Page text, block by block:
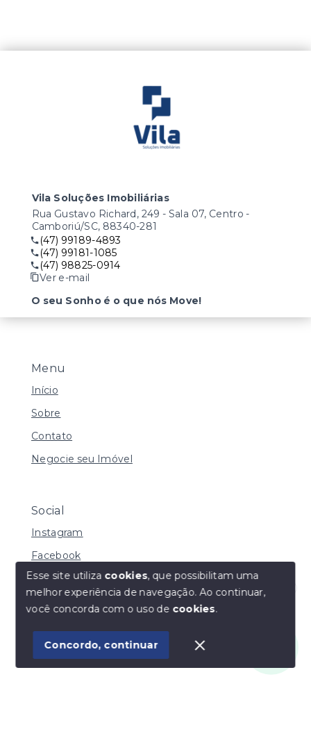
Olá! Estamos disponíveis para te ajudar.
Menu
Início
Sobre
Contato
Negocie seu Imóvel
Social
Instagram
Facebook
© Copyright 2026 - Vila Soluções Imobiliárias - Todos
SITE PARA IMOBILIARIA
Vila Soluções Imobiliárias
Rua Gustavo Richard, 249 - Sala 07, Centro -
Camboriú/SC, 88340-281
(47) 99189-4893
(47) 99181-1085
(47) 98825-0914
Ver e-mail
O seu Sonho é o que nós Move!
Esse site utiliza cookies, que possibilitam uma
melhor experiência de navegação.Ao continuar,
você concorda com o uso de cookies.
Concordo, continuar